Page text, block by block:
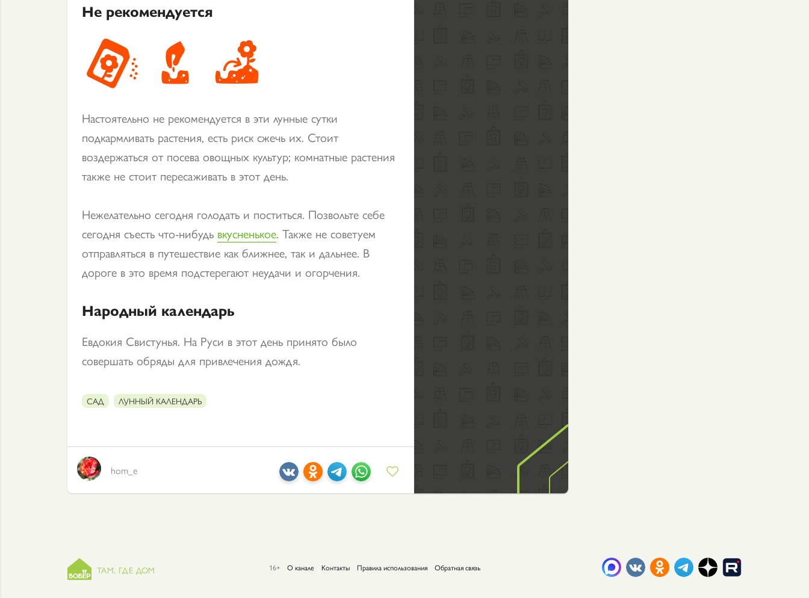
Не рекомендуется
Настоятельно не рекомендуется в эти лунные сутки
подкармливать растения, есть риск сжечь их. Стоит
воздержаться от посева овощных культур; комнатные растения
также не стоит пересаживать в этот день.
Нежелательно сегодня голодать и поститься. Позвольте себе
сегодня съесть что-нибудь вкусненькое. Также не советуем
отправляться в путешествие как ближнее, так и дальнее. В
дороге в это время подстерегают неудачи и огорчения.
Народный календарь
Евдокия Свистунья. На Руси в этот день принято было
совершать обряды для привлечения дождя.
САД ЛУННЫЙ КАЛЕНДАРЬ
hom_e
ТАМ, ГДЕ ДОМ 16+ О канале Контакты Правила использования Обратная связь